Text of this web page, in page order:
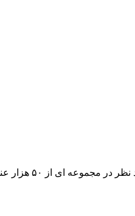
با استفاده از فیلترهای پیشرفته و دقیق.